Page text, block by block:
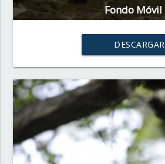
Fondo Móvil
DESCARGAR